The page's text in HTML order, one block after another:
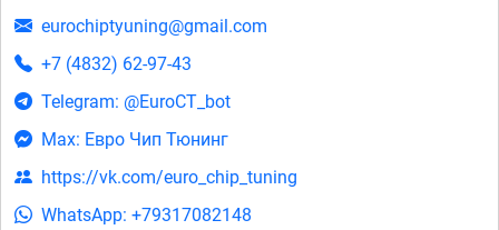
eurochiptyuning@gmail.com
+7 (4832) 62-97-43
Telegram: @EuroCT_bot
Max: Евро Чип Тюнинг
https://vk.com/euro_chip_tuning
WhatsApp: +79317082148